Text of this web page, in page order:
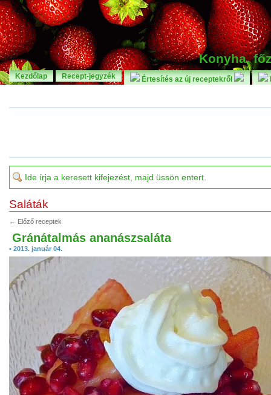
Konyha,
Kezdőlap Recept-jegyzék Értesítés az új receptekről
Saláták
← Előző receptek
Gránátalmás ananászsaláta
• 2013. január 04.